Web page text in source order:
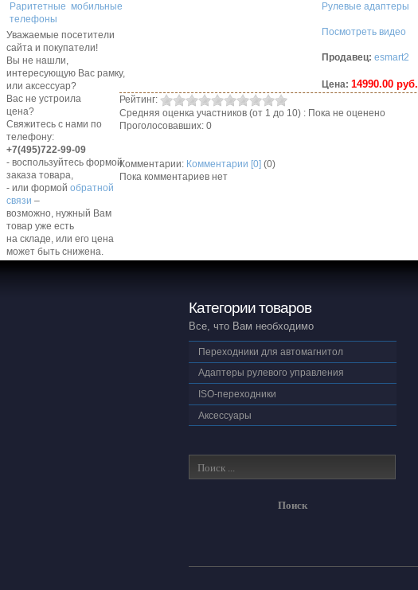
Раритетные мобильные
телефоны
Уважаемые посетители
сайта и покупатели!
Вы не нашли,
интересующую Вас рамку,
или аксессуар?
Вас не устроила
цена?
Свяжитесь с нами по
телефону:
+7(495)722-99-09
- воспользуйтесь формой
заказа товара,
- или формой обратной
связи –
возможно, нужный Вам
товар уже есть
на складе, или его цена
может быть снижена.
Рулевые адаптеры
Посмотреть видео
Продавец: esmart2
Цена: 14990.00 руб.
Рейтинг:
Средняя оценка участников (от 1 до 10) : Пока не оценено
Проголосовавших: 0
Комментарии: Комментарии [0] (0)
Пока комментариев нет
Категории товаров
Все, что Вам необходимо
Переходники для автомагнитол
Адаптеры рулевого управления
ISO-переходники
Аксессуары